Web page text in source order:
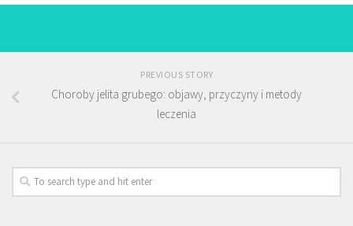
PREVIOUS STORY
Choroby jelita grubego: objawy, przyczyny i metody
leczenia